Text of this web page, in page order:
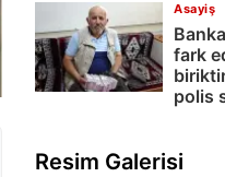
Asayiş
fark
polis
Resim Galerisi